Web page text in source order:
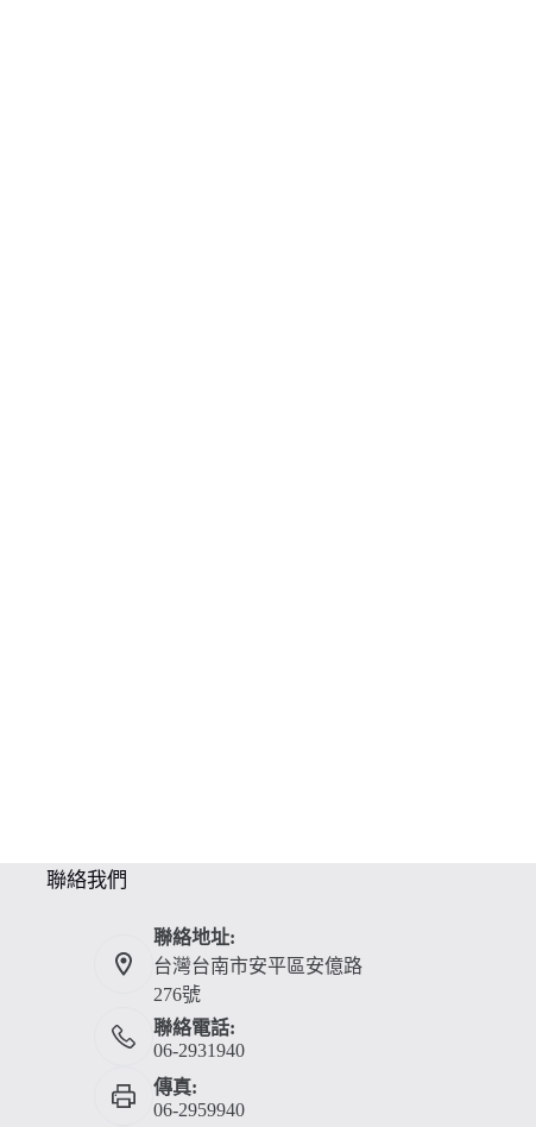
聯絡我們
聯絡地址:
台灣台南市安平區安億路
276號
聯絡電話:
06-2931940
傳真:
06-2959940